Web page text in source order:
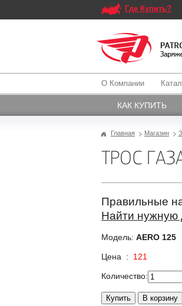
Где Купить?
О Компании
КАК КУПИТЬ
Главная Магазин
ТРОС
Правильные
Найти нужную
Модель: AERO 125
Цена : 121
Количество: